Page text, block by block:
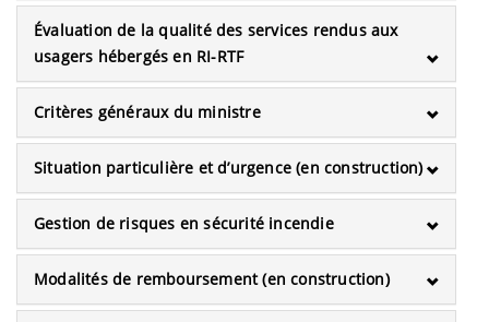
Évaluation de la qualité des services rendus aux
usagers hébergés en RI-RTF
Critères généraux du ministre
Situation particulière et d’urgence (en construction)
Gestion de risques en sécurité incendie
Modalités de remboursement (en construction)